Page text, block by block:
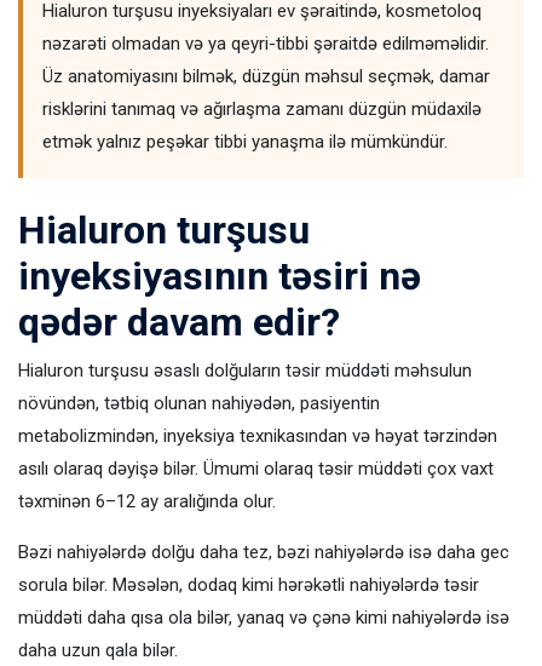
Hialuron turşusu inyeksiyaları ev şəraitində, kosmetoloq
nəzarəti olmadan və ya qeyri-tibbi şəraitdə edilməməlidir.
Üz anatomiyasını bilmək, düzgün məhsul seçmək, damar
risklərini tanımaq və ağırlaşma zamanı düzgün müdaxilə
etmək yalnız peşəkar tibbi yanaşma ilə mümkündür.
Hialuron turşusu
inyeksiyasının təsiri nə
qədər davam edir?
Hialuron turşusu əsaslı dolğuların təsir müddəti məhsulun
növündən, tətbiq olunan nahiyədən, pasiyentin
metabolizmindən, inyeksiya texnikasından və həyat tərzindən
asılı olaraq dəyişə bilər. Ümumi olaraq təsir müddəti çox vaxt
təxminən 6–12 ay aralığında olur.
Bəzi nahiyələrdə dolğu daha tez, bəzi nahiyələrdə isə daha gec
sorula bilər. Məsələn, dodaq kimi hərəkətli nahiyələrdə təsir
müddəti daha qısa ola bilər, yanaq və çənə kimi nahiyələrdə isə
daha uzun qala bilər.